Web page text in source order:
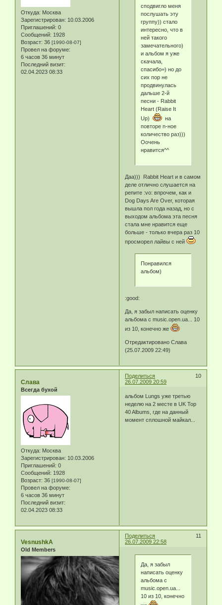
Откуда: Москва
Зарегистрирован: 10.03.2006
Приглашений: 0
Сообщений: 1928
Возраст: 36 [1990-08-07]
Провел на форуме:
6 часов 36 минут
Последний визит:
02.04.2023 08:33
сподвигло меня
послушать эту
группу)) стало
интересно, что в
ней такого
замечательного)
и альбом я уже
скачала,
спасибо=) но до
сих пор не
продвинулась
дальше 2-й
песни - Rabbit
Heart (Raise It
Up)
на
повторе n-ное
количество раз)))
Оочень
нравится^^
Даа))) Rabbit Heart и в самом
деле отлично слушается на
репите :vo: впрочем, как и
Dog Days Are Over, которая
вышла пол года назад, но с
выходом альбома эта песня
стала мне нравится еще
больше - только вчера раз 10
просморел лайвы с ней
Понравился
альбом)
:good:
Да, я забыл написать оценку
альбома с music.open.ua... 10
из 10, конечно же
Отредактировано Слава
(25.07.2009 22:49)
Поделиться
10
26.07.2009 20:59
Слава
Всегда бухой
Откуда: Москва
Зарегистрирован: 10.03.2006
Приглашений: 0
Сообщений: 1928
Возраст: 36 [1990-08-07]
Провел на форуме:
6 часов 36 минут
Последний визит:
02.04.2023 08:33
альбом Lungs уже третью
неделю на 2 месте в UK Top
40 Albums, где на данный
момент сплошной майкал...
Поделиться
11
26.07.2009 22:58
VesnushkA
Old Members
Да, я забыл
написать оценку
альбома с
music.open.ua...
10 из 10, конечно